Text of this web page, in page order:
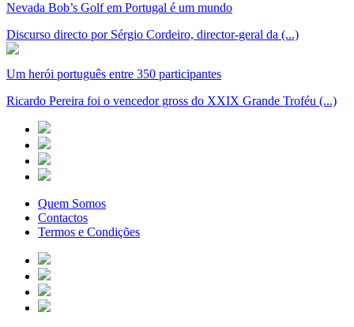
Nevada Bob’s Golf em Portugal é um mundo
Discurso directo por Sérgio Cordeiro, director-geral da (...)
Um herói português entre 350 participantes
Ricardo Pereira foi o vencedor gross do XXIX Grande Troféu (...)
Quem Somos
Contactos
Termos e Condições